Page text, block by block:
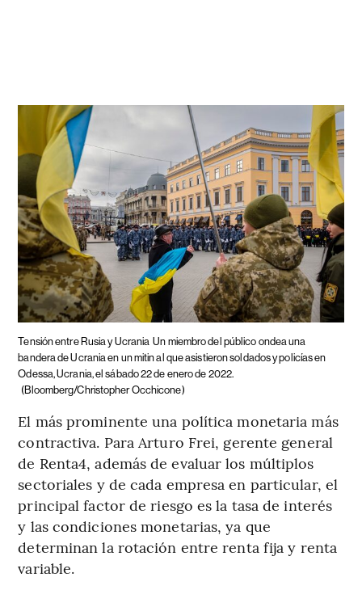
Tensión entre Rusia y Ucrania Un miembro del público ondea una
bandera de Ucrania en un mitin al que asistieron soldados y policías en
Odessa, Ucrania, el sábado 22 de enero de 2022.
(Bloomberg/Christopher Occhicone)
El más prominente una política monetaria más
contractiva. Para Arturo Frei, gerente general
de Renta4, además de evaluar los múltiplos
sectoriales y de cada empresa en particular, el
principal factor de riesgo es la tasa de interés
y las condiciones monetarias, ya que
determinan la rotación entre renta fija y renta
variable.